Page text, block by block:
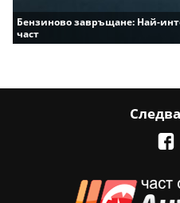
Бензиново завръщане: Най-
част